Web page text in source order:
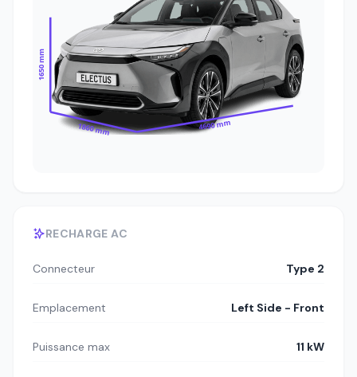
1650 mm
1860 mm 4690 mm
RECHARGE AC
Connecteur Type 2
Emplacement Left Side - Front
Puissance max 11 kW